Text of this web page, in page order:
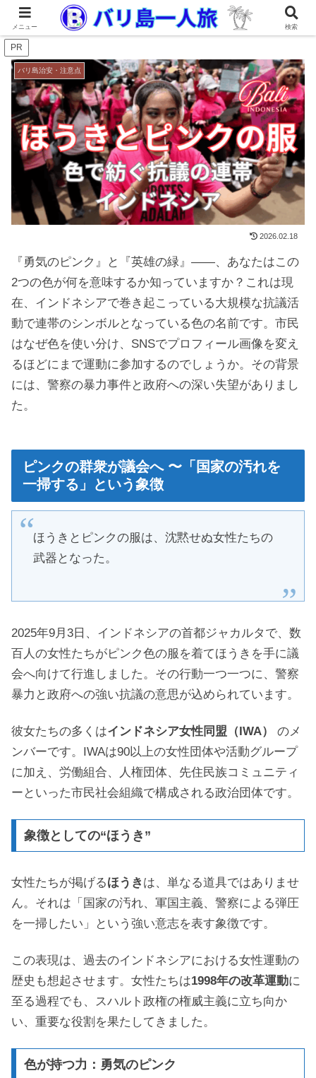
PR
バリ島治安・注意点
2026.02.18
『勇気のピンク』と『英雄の緑』——、あなたはこの
2つの色が何を意味するか知っていますか？これは現
在、インドネシアで巻き起こっている大規模な抗議活
動で連帯のシンボルとなっている色の名前です。市民
はなぜ色を使い分け、SNSでプロフィール画像を変え
るほどにまで運動に参加するのでしょうか。その背景
には、警察の暴力事件と政府への深い失望がありまし
た。
ピンクの群衆が議会へ 〜「国家の汚れを
一掃する」という象徴
ほうきとピンクの服は、沈黙せぬ女性たちの
武器となった。
2025年9月3日、インドネシアの首都ジャカルタで、数
百人の女性たちがピンク色の服を着てほうきを手に議
会へ向けて行進しました。その行動一つ一つに、警察
暴力と政府への強い抗議の意思が込められています。
彼女たちの多くはインドネシア女性同盟（IWA）
のメ
ンバーです。IWAは90以上の女性団体や活動グループ
に加え、労働組合、人権団体、先住民族コミュニティ
ーといった市民社会組織で構成される政治団体です。
象徴としての“ほうき”
女性たちが掲げるほうき は、単なる道具ではありませ
ん。それは「国家の汚れ、軍国主義、警察による弾圧
を一掃したい」という強い意志を表す象徴です。
この表現は、過去のインドネシアにおける女性運動の
歴史も想起させます。女性たちは1998年の改革運動に
至る過程でも、スハルト政権の権威主義に立ち向か
い、重要な役割を果たしてきました。
色が持つ力：勇気のピンク
メニュー 検索